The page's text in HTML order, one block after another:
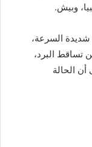
وبيش.
شديدة السرعة،
تساقط البرد،
الحالة